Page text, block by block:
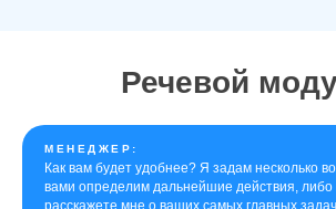
Речевой
МЕНЕДЖЕР:
Как вам будет удобнее? Я задам несколько
вами определим дальнейшие действия, либо
расскажете мне о ваших самых главных